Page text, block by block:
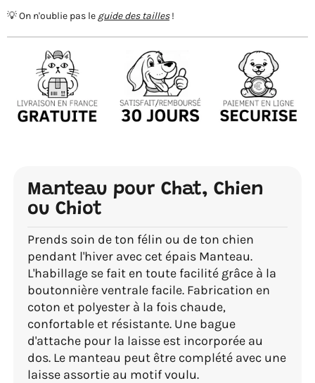
💡 On n'oublie pas le guide des tailles!
Manteau pour Chat, Chien
ou Chiot
Prends soin de ton félin ou de ton chien
pendant l'hiver avec cet épais Manteau.
L'habillage se fait en toute facilité grâce à la
boutonnière ventrale facile. Fabrication en
coton et polyester à la fois chaude,
confortable et résistante. Une bague
d'attache pour la laisse est incorporée au
dos. Le manteau peut être complété avec une
laisse assortie au motif voulu.